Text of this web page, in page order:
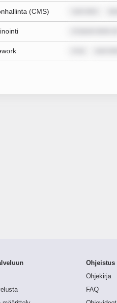
(CMS)
Ohjeistus
Ohjekirja
FAQ